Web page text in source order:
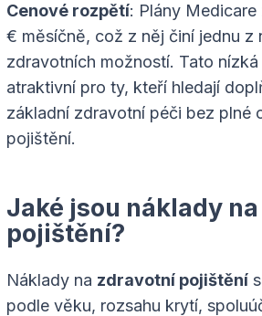
Cenové rozpětí: Plány
€ měsíčně, což z něj činí jednu z
zdravotních možností. Tato
atraktivní pro ty, kteří hledají
základní zdravotní péči bez plné
pojištění.
Jaké jsou náklady
pojištění?
Náklady na zdravotní pojištění
podle věku, rozsahu krytí,